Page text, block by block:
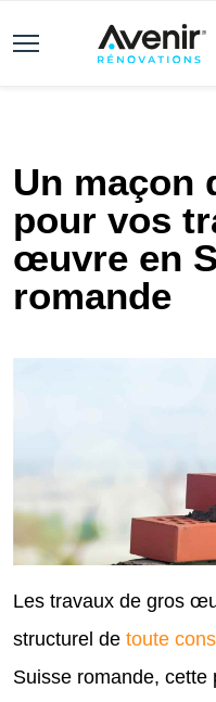
Un maçon
pour vos
œuvre en
romande
Les travaux de gros
structurel de toute
Suisse romande,